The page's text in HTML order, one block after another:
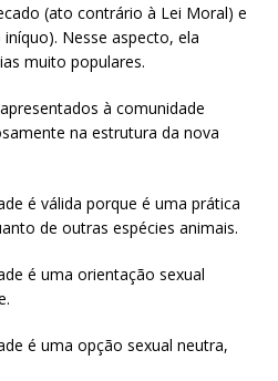
(ato contrário à Lei Moral) e
Nesse aspecto, ela
muito populares.
à comunidade
na estrutura da nova
é válida porque é uma prática
de outras espécies animais.
é uma orientação sexual
é uma opção sexual neutra,